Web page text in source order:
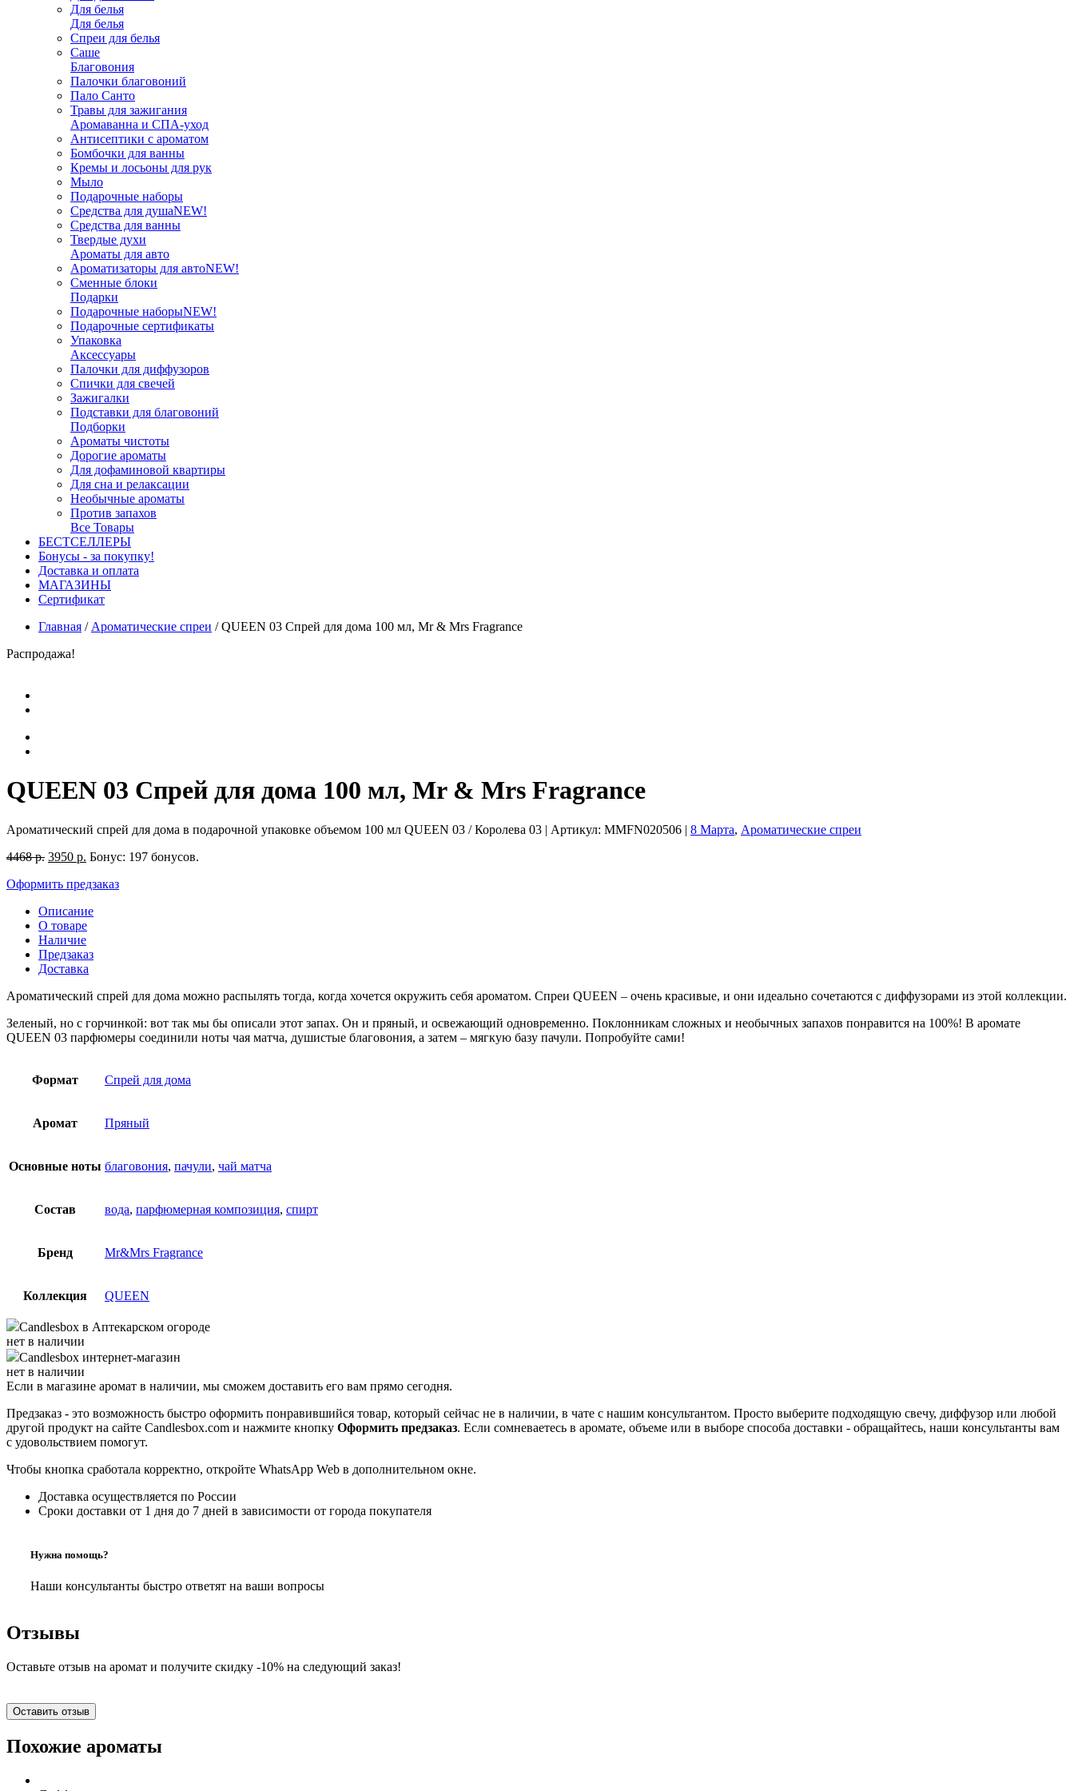
Для белья
Для белья
Спреи для белья
Саше
Благовония
Палочки благовоний
Пало Санто
Травы для зажигания
Аромаванна и СПА-уход
Антисептики с ароматом
Бомбочки для ванны
Кремы и лосьоны для рук
Мыло
Подарочные наборы
Средства для душаNEW!
Средства для ванны
Твердые духи
Ароматы для авто
Ароматизаторы для автоNEW!
Сменные блоки
Подарки
Подарочные наборыNEW!
Подарочные сертификаты
Упаковка
Аксессуары
Палочки для диффузоров
Спички для свечей
Зажигалки
Подставки для благовоний
Подборки
Ароматы чистоты
Дорогие ароматы
Для дофаминовой квартиры
Для сна и релаксации
Необычные ароматы
Против запахов
Все Товары
БЕСТСЕЛЛЕРЫ
Бонусы - за покупку!
Доставка и оплата
МАГАЗИНЫ
Cертификат
Главная / Ароматические спреи /QUEEN 03 Спрей для дома 100 мл, Mr & Mrs Fragrance
Распродажа!
QUEEN 03 Спрей для дома 100 мл, Mr & Mrs Fragrance
Ароматический спрей для дома в подарочной упаковке объемом 100 мл QUEEN 03 / Королева 03 | Артикул: MMFN020506 | 8 Марта, Ароматические спреи
4468р. 3950 р. Бонус: 197 бонусов.
Оформить предзаказ
Описание
О товаре
Наличие
Предзаказ
Доставка
Ароматический спрей для дома можно распылять тогда, когда хочется окружить себя ароматом. Спреи QUEEN – очень красивые, и они идеально сочетаются с диффузорами из этой коллекции.
Зеленый, но с горчинкой: вот так мы бы описали этот запах. Он и пряный, и освежающий одновременно. Поклонникам сложных и необычных запахов понравится на 100%! В аромате
QUEEN 03 парфюмеры соединили ноты чая матча, душистые благовония, а затем – мягкую базу пачули. Попробуйте сами!
Формат Спрей для дома
Аромат Пряный
Основные ноты благовония, пачули, чай матча
Состав вода, парфюмерная композиция, спирт
Бренд Mr&Mrs Fragrance
Коллекция QUEEN
Candlesbox в Аптекарском огороде
нет в наличии
Candlesbox интернет-магазин
нет в наличии
Если в магазине аромат в наличии, мы сможем доставить его вам прямо сегодня.
Предзаказ - это возможность быстро оформить понравившийся товар, который сейчас не в наличии, в чате с нашим консультантом. Просто выберите подходящую свечу, диффузор или любой
другой продукт на сайте Candlesbox.com и нажмите кнопку Оформить предзаказ. Если сомневаетесь в аромате, объеме или в выборе способа доставки - обращайтесь, наши консультанты вам
с удовольствием помогут.
Чтобы кнопка сработала корректно, откройте WhatsApp Web в дополнительном окне.
Доставка осуществляется по России
Сроки доставки от 1 дня до 7 дней в зависимости от города покупателя
Нужна помощь?
Наши консультанты быстро ответят на ваши вопросы
Отзывы
Оставьте отзыв на аромат и получите скидку -10% на следующий заказ!
Оставить отзыв
Похожие ароматы